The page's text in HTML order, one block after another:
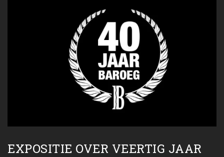
EXPOSITIE OVER VEERTIG JAAR